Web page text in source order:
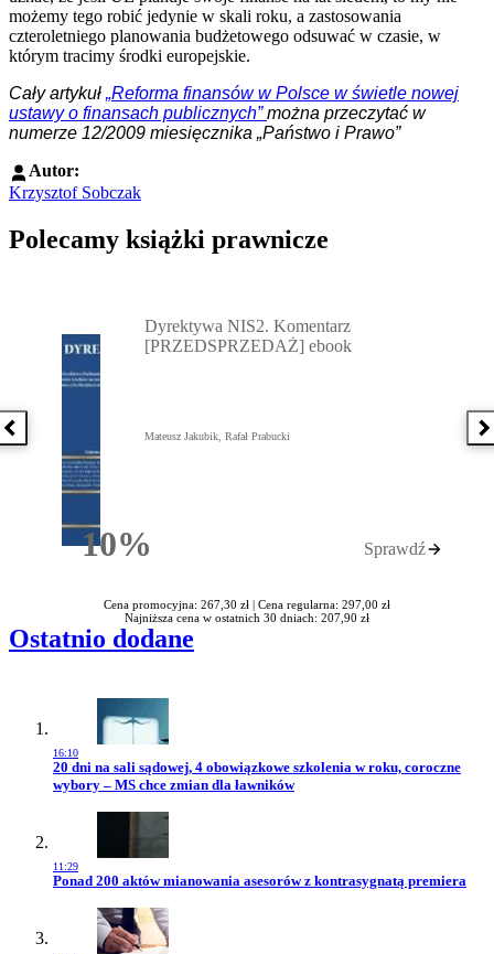
możemy tego robić jedynie w skali roku, a zastosowania
czteroletniego planowania budżetowego odsuwać w czasie, w
którym tracimy środki europejskie.
Cały artykuł „Reforma finansów w Polsce w świetle nowej
ustawy o finansach publicznych”można przeczytać w
numerze 12/2009 miesięcznika „Państwo i Prawo”
Autor:
Krzysztof Sobczak
Polecamy książki prawnicze
Poprzednia książka
10%Rabatu
Dyrektywa NIS2. Komentarz
[PRZEDSPRZEDAŻ] ebook
Mateusz Jakubik, Rafał Prabucki
Sprawdź
Cena promocyjna: 267,30 zł | Cena regularna: 297,00 zł
Najniższa cena w ostatnich 30 dniach: 207,90 zł
Ostatnio dodane
16:10
Przejdź do artykułu:
20 dni na sali sądowej, 4 obowiązkowe szkolenia w roku, coroczne
wybory – MS chce zmian dla ławników
11:29
Przejdź do artykułu:
Ponad 200 aktów mianowania asesorów z kontrasygnatą premiera